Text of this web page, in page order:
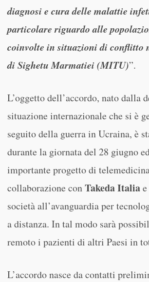
diagnosi e cura delle malattie
particolare riguardo alle
coinvolte in situazioni di conflitto
di Sighetu Marmatiei (MITU)”.
L’oggetto dell’accordo, nato dalla
situazione internazionale che si è
seguito della guerra in Ucraina, è
durante la giornata del 28 giugno
importante progetto di
collaborazione conTakeda Italiae
società all’avanguardia per
a distanza. In tal modo sarà
remoto i pazienti di altri Paesi in
L’accordo nasce da contatti